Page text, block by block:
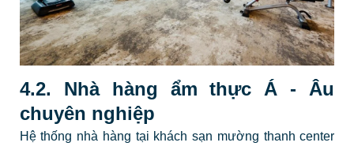
4.2. Nhà hàng ẩm thực Á - Âu
chuyên nghiệp
Hệ thống nhà hàng tại khách sạn mường thanh center